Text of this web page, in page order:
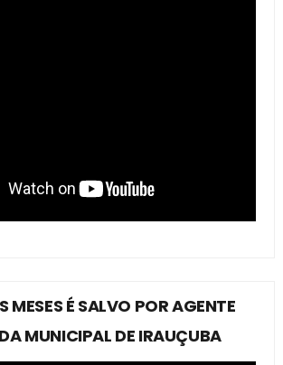
MESES É SALVO POR AGENTE
MUNICIPAL DE IRAUÇUBA